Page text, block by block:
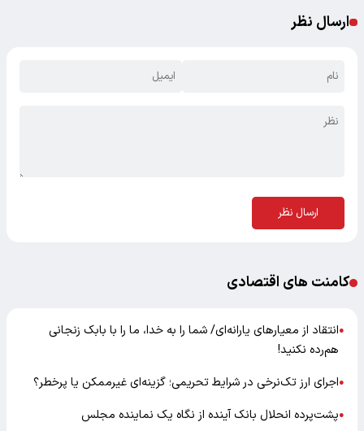
ارسال نظر
ارسال نظر
کامنت های اقتصادی
●انتقاد از معیارهای یارانه‌ای/ شما را به خدا، ما را با بابک زنجانی
هم‌رده نکنید!
●اجرای ارز تک‌نرخی در شرایط تحریمی؛ گزینه‌ای غیرممکن یا پرخطر؟
●پشت‌پرده انحلال بانک آینده از نگاه یک نماینده مجلس